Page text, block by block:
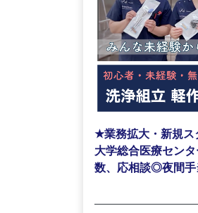
★業務拡大・新規ス
大学総合医療セン
数、応相談◎夜間